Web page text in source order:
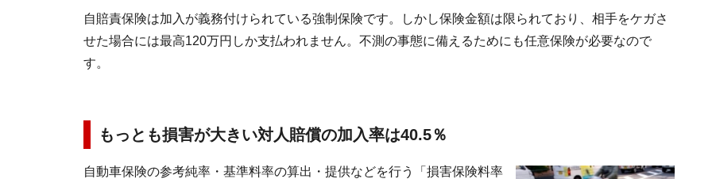
自賠責保険は加入が義務付けられている強制保険です。しかし保険金額は限られており、相手をケガさ
せた場合には最高120万円しか支払われません。不測の事態に備えるためにも任意保険が必要なので
す。
もっとも損害が大きい対人賠償の加入率は40.5％
自動車保険の参考純率・基準料率の算出・提供などを行う「損害保険料率